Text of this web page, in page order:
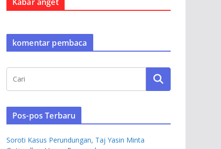
komentar pembaca
Pos-pos Terbaru
Soroti Kasus Perundungan, Taj Yasin Minta